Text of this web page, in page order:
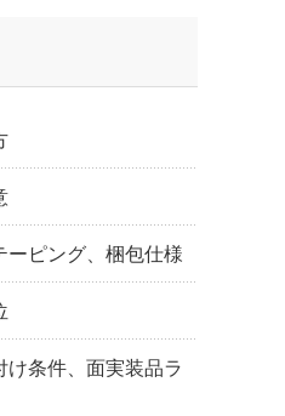
ーピング、梱包仕様
け条件、面実装品ラ